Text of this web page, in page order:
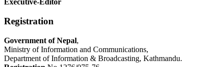
Executive-Editor
Registration
Government of Nepal,
Ministry of Information and Communications,
Department of Information & Broadcasting, Kathmandu.